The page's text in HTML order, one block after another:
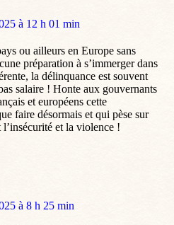
à 12 h 01 min
ou ailleurs en Europe sans
préparation à s’immerger dans
la délinquance est souvent
salaire ! Honte aux gouvernants
et européens cette
faire désormais et qui pèse sur
et la violence !
à 8 h 25 min